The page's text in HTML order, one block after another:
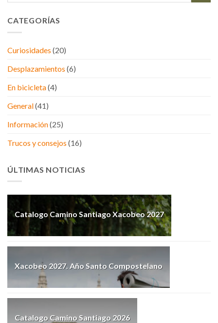
CATEGORÍAS
Curiosidades (20)
Desplazamientos (6)
En bicicleta(4)
General(41)
Información(25)
Trucos y consejos (16)
ÚLTIMAS NOTICIAS
Catalogo Camino Santiago Xacobeo 2027
Xacobeo 2027. Año Santo Compostelano
Catalogo Camino Santiago 2026